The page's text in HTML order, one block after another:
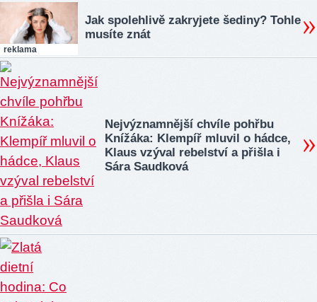
reklama
Jak spolehlivě zakryjete šediny? Tohle
musíte znát
Nejvýznamnější chvíle pohřbu
Knížáka: Klempíř mluvil o hádce,
Klaus vzýval rebelství a přišla i
Sára Saudková